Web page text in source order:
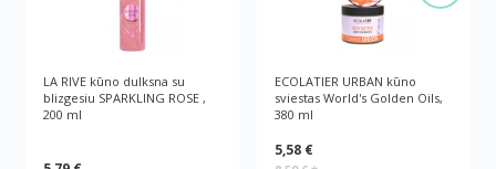
LA RIVE kūno dulksna su
blizgesiu SPARKLING ROSE ,
200 ml
ECOLATIER URBAN kūno
sviestas World's Golden Oils,
380 ml
5,58 €